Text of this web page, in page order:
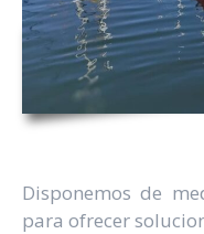
Disponemos de
para ofrecer